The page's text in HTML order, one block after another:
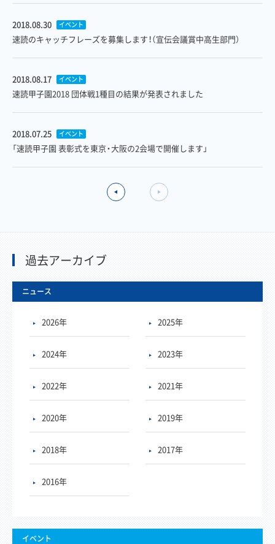
2018.08.30 イベント
速読のキャッチフレーズを募集します！（宣伝会議賞中高生部門）
2018.08.17 イベント
速読甲子園2018 団体戦1種目の結果が発表されました
2018.07.25 イベント
「速読甲子園 表彰式を東京・大阪の2会場で開催します」
過去アーカイブ
ニュース
2026年 2025年
2024年 2023年
2022年 2021年
2020年 2019年
2018年 2017年
2016年
イベント